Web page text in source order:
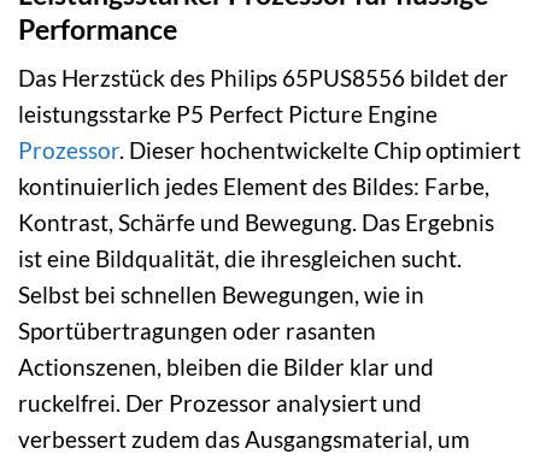
Performance
Das Herzstück des Philips 65PUS8556 bildet der
leistungsstarke P5 Perfect Picture Engine
Prozessor. Dieser hochentwickelte Chip optimiert
kontinuierlich jedes Element des Bildes: Farbe,
Kontrast, Schärfe und Bewegung. Das Ergebnis
ist eine Bildqualität, die ihresgleichen sucht.
Selbst bei schnellen Bewegungen, wie in
Sportübertragungen oder rasanten
Actionszenen, bleiben die Bilder klar und
ruckelfrei. Der Prozessor analysiert und
verbessert zudem das Ausgangsmaterial, um